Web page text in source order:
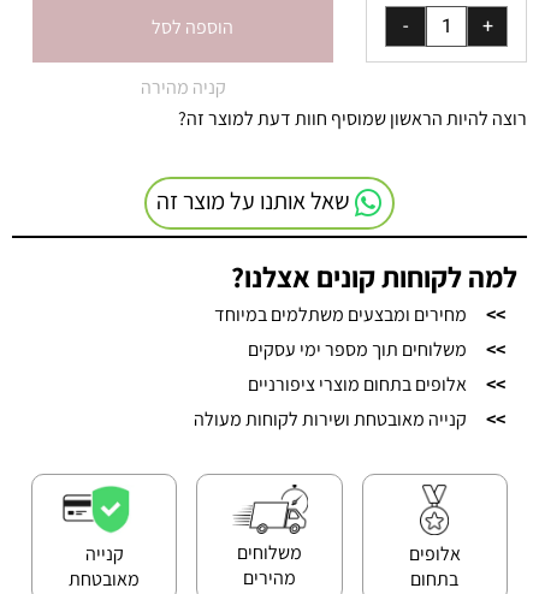
הוספה לסל
קניה מהירה
רוצה להיות הראשון שמוסיף חוות דעת למוצר זה?
שאל אותנו על מוצר זה
למה לקוחות קונים אצלנו?
>>
מחירים ומבצעים משתלמים במיוחד
>>
משלוחים תוך מספר ימי עסקים
>>
אלופים בתחום מוצרי ציפורניים
>>
קנייה מאובטחת ושירות לקוחות מעולה
אלופים
בתחום
משלוחים
מהירים
קנייה
מאובטחת